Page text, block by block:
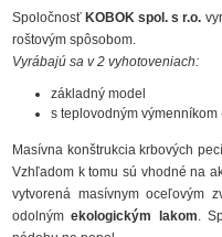
Spoločnosť KOBOK spol. s r.o.
roštovým spôsobom.
Vyrábajú sa v 2 vyhotoveniach:
základný model
s teplovodným výmenníkom
Masívna konštrukcia krbových
Vzhľadom k tomu sú vhodné na
vytvorená masívnym oceľovým
odolnýmekologickým lakom.